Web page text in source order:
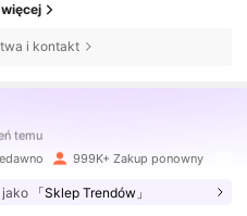
i kontakt
a)2 godzin(y) temu
999K+ Zakup ponowny
jako 「Sklep Trendów」